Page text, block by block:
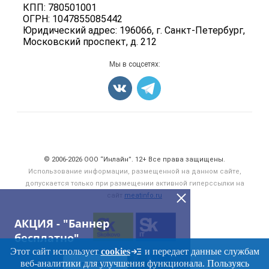
АКЦИЯ - "Баннер
бесплатно"
ПЕРЕЙТИ
КПП: 780501001
ОГРН: 1047855085442
Юридический адрес: 196066, г. Санкт-Петербург,
Московский проспект, д. 212
Мониторинг
Вакансии
Мясные снеки
Яйца
Карта объявлений
Мы в соцсетях:
© 2006‑2026 ООО “Инлайн”. 12+ Все права защищены.
Использование информации, размещенной на данном сайте,
допускается только при размещении активной гиперссылки на
meatinfo.ru
Этот сайт использует cookies
и передает данные службам
веб-аналитики для улучшения функционала. Пользуясь